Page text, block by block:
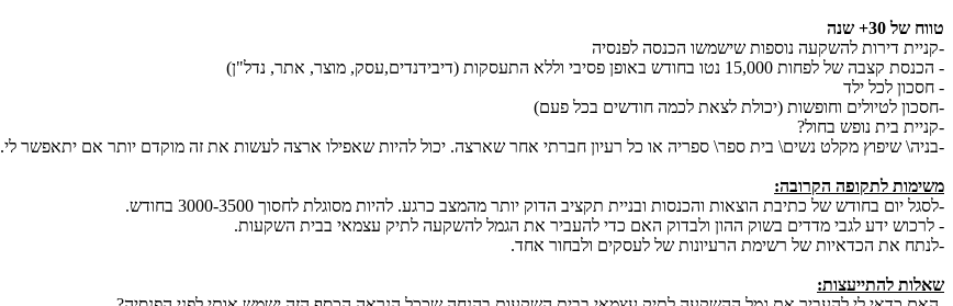
טווח של 30+ שנה
-קניית דירות להשקעה נוספות שישמשו הכנסה לפנסיה
- הכנסת קצבה של לפחות 15,000 נטו בחודש באופן פסיבי וללא התעסקות (דיבידנדים,עסק, מוצר, אתר, נדל"ן)
- חסכון לכל ילד
-חסכון לטיולים וחופשות (יכולת לצאת לכמה חודשים בכל פעם)
-קניית בית נופש בחול?
-בניה\ שיפוץ מקלט נשים\ בית ספר\ ספריה או כל רעיון חברתי אחר שארצה. יכול להיות שאפילו ארצה לעשות את זה מוקדם יותר אם יתאפשר לי.
משימות לתקופה הקרובה:
-לסגל יום בחודש של כתיבת הוצאות והכנסות ובניית תקציב הדוק יותר מהמצב כרגע. להיות מסוגלת לחסוך 3000-3500 בחודש.
- לרכוש ידע לגבי מדדים בשוק ההון ולבדוק האם כדי להעביר את הגמל להשקעה לתיק עצמאי בבית השקעות.
-לנתח את הכדאיות של רשימת הרעיונות של לעסקים ולבחור אחד.
שאלות להתייעצות: